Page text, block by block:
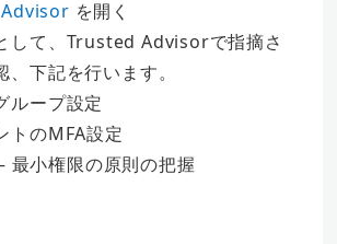
を開く
して、Trusted Advisorで指摘さ
下記を行います。
ループ設定
トのMFA設定
最小権限の原則の把握